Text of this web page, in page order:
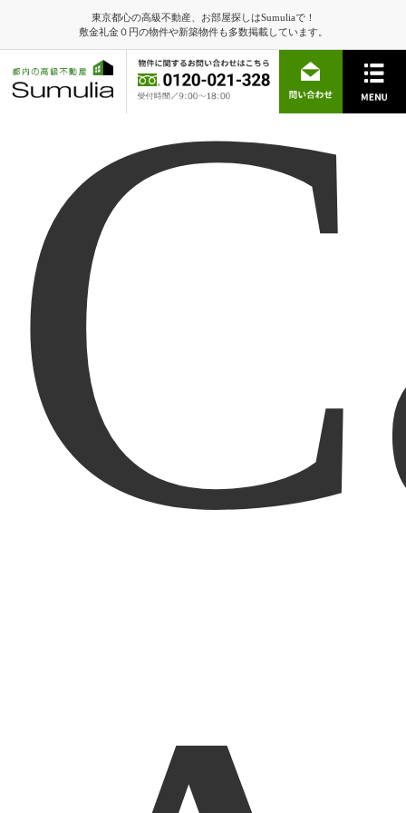
東京都心の高級不動産、お部屋探しはSumuliaで！
敷金礼金０円の物件や新築物件も多数掲載しています。